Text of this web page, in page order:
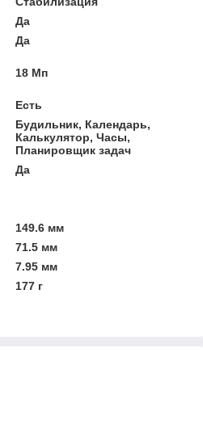
Да
Да
18 Мп
Есть
Будильник, Календарь,
Калькулятор, Часы,
Планировщик задач
Да
149.6 мм
71.5 мм
7.95 мм
177 г